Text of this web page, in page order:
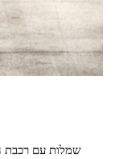
שמלות עם רכבת